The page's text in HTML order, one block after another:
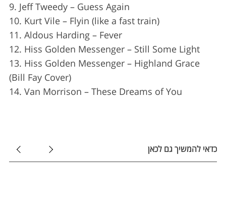
9. Jeff Tweedy – Guess Again
10. Kurt Vile – Flyin (like a fast train)
11. Aldous Harding – Fever
12. Hiss Golden Messenger – Still Some Light
13. Hiss Golden Messenger – Highland Grace
(Bill Fay Cover)
14. Van Morrison – These Dreams of You
כדאי להמשיך גם לכאן